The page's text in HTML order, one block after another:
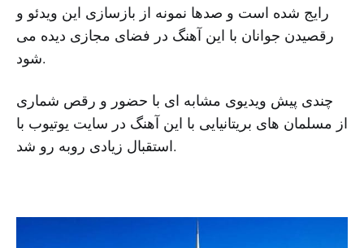
رایج شده است و صدها نمونه از بازسازی این ویدئو و
رقصیدن جوانان با این آهنگ در فضای مجازی دیده می
شود.
چندی پیش ویدیوی مشابه ای با حضور و رقص شماری
از مسلمان های بریتانیایی با این آهنگ در سایت یوتیوب با
استقبال زیادی روبه رو شد.